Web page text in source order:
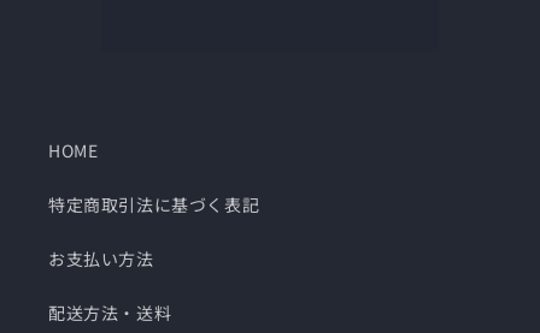
HOME
特定商取引法に基づく表記
お支払い方法
配送方法・送料